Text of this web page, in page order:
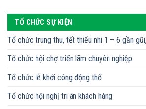
TỔ CHỨC SỰ KIỆN
Tổ chức trung thu, tết thiếu nhi 1 – 6 gần
Tổ chức hội chợ triển lãm chuyên nghiệp
Tổ chức lễ khởi công động thổ
Tổ chức hội nghị tri ân khách hàng